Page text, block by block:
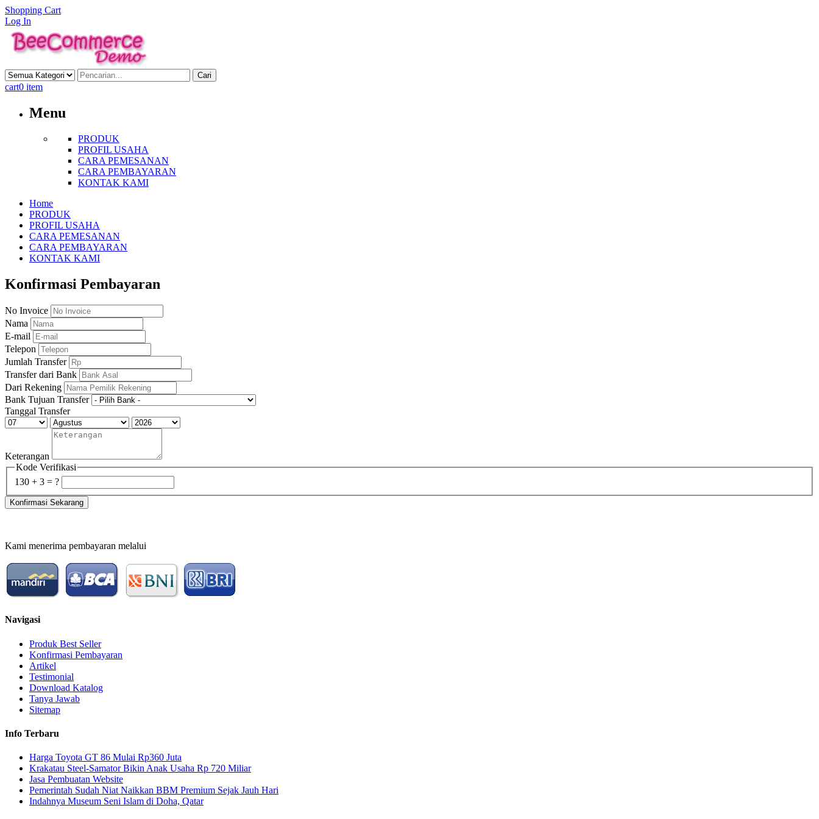
Shopping Cart
Log In
Cari
cart0 item
Menu
PRODUK
PROFIL USAHA
CARA PEMESANAN
CARA PEMBAYARAN
KONTAK KAMI
Home
PRODUK
PROFIL USAHA
CARA PEMESANAN
CARA PEMBAYARAN
KONTAK KAMI
Konfirmasi Pembayaran
No Invoice
Nama
E-mail
Telepon
Jumlah Transfer
Transfer dari Bank
Dari Rekening
Bank Tujuan Transfer
Tanggal Transfer
Keterangan
Kode Verifikasi
130 + 3 = ?
Konfirmasi Sekarang
Kami menerima pembayaran melalui
Navigasi
Produk Best Seller
Konfirmasi Pembayaran
Artikel
Testimonial
Download Katalog
Tanya Jawab
Sitemap
Info Terbaru
Harga Toyota GT 86 Mulai Rp360 Juta
Krakatau Steel-Samator Bikin Anak Usaha Rp 720 Miliar
Jasa Pembuatan Website
Pemerintah Sudah Niat Naikkan BBM Premium Sejak Jauh Hari
Indahnya Museum Seni Islam di Doha, Qatar